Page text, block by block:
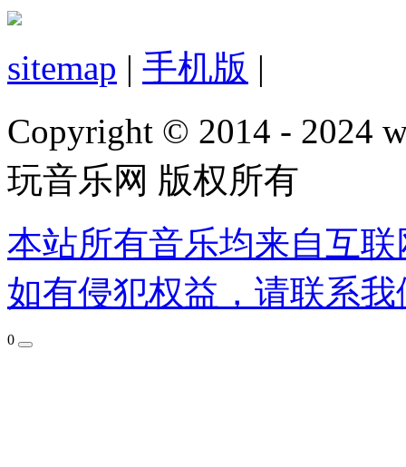
sitemap | 手机版 |
Copyright © 2014 - 2024
玩音乐网 版权所有
本站所有音乐均来自互
如有侵犯权益，请联系
0